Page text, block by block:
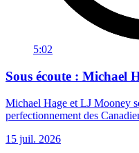
5:02
Sous écoute : Michael
Michael Hage et LJ Mooney
perfectionnement des
15 juil. 2026